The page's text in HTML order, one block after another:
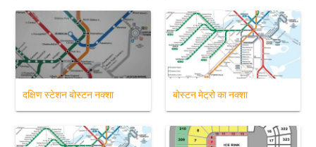
दक्षिण स्टेशन बोस्टन नक्शा बोस्टन मेट्रो का नक्शा